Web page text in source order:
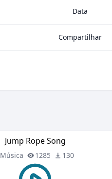
Data
Compartilhar
Jump Rope Song
Música 1285 130